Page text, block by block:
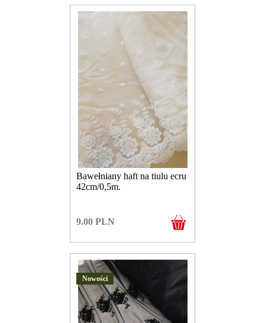
Bawełniany haft na tiulu ecru
42cm/0,5m.
9.00 PLN
Nowości